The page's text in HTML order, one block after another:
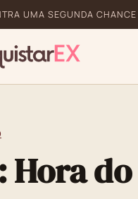
UMA SEGUNDA CHANCE
Hora